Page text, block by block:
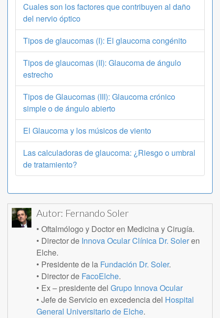
Cuales son los factores que contribuyen al daño
del nervio óptico
Tipos de glaucomas (I): El glaucoma congénito
Tipos de glaucomas (II): Glaucoma de ángulo
estrecho
Tipos de Glaucomas (III): Glaucoma crónico
simple o de ángulo abierto
El Glaucoma y los músicos de viento
Las calculadoras de glaucoma: ¿Riesgo o umbral
de tratamiento?
Autor: Fernando Soler
• Oftalmólogo y Doctor en Medicina y Cirugía.
• Director de Innova Ocular Clínica Dr. Soleren
Elche.
• Presidente de la Fundación Dr. Soler.
• Director de FacoElche.
• Ex – presidente delGrupo Innova Ocular
• Jefe de Servicio en excedencia del Hospital
General Universitario de Elche.